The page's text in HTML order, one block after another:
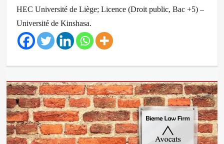
HEC Université de Liège; Licence (Droit public, Bac +5) –
Université de Kinshasa.
Équipe
Avocat
Mayo
Bieme,
Barreau
de
Kinshasa,